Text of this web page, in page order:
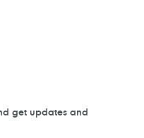
get updates and